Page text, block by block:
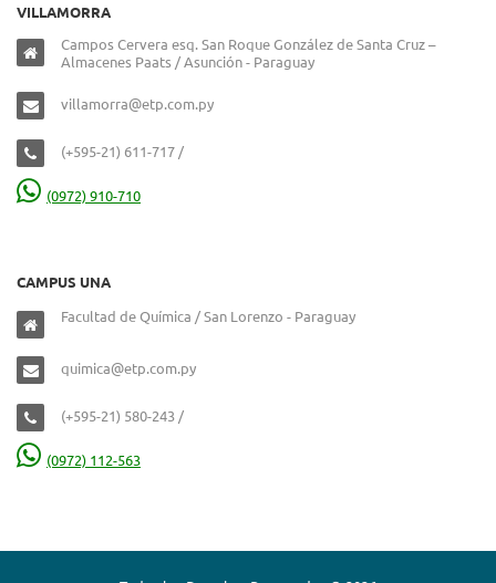
VILLAMORRA
Campos Cervera esq. San Roque González de Santa Cruz –
Almacenes Paats / Asunción - Paraguay
villamorra@etp.com.py
(+595-21) 611-717 /
(0972) 910-710
CAMPUS UNA
Facultad de Química / San Lorenzo - Paraguay
quimica@etp.com.py
(+595-21) 580-243 /
(0972) 112-563